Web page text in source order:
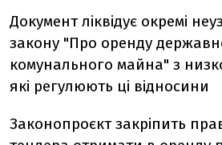
Документ ліквідує окремі
закону "Про оренду
комунального майна" з
які регулюють ці відносини
Законопроєкт закріпить